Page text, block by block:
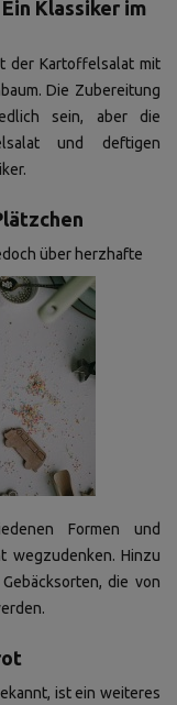
Klassiker im
der Kartoffelsalat mit
Die Zubereitung
sein, aber die
und deftigen
über herzhafte
Formen und
wegzudenken. Hinzu
die von
ist ein weiteres